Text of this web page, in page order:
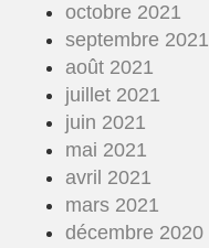
octobre 2021
septembre 2021
août 2021
juillet 2021
juin 2021
mai 2021
avril 2021
mars 2021
décembre 2020